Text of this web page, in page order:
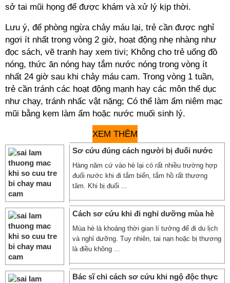
sở tai mũi họng để được khám và xử lý kịp thời.
Lưu ý, để phòng ngừa chảy máu lại, trẻ cần được nghỉ
ngơi ít nhất trong vòng 2 giờ, hoạt động nhẹ nhàng như
đọc sách, vẽ tranh hay xem tivi; Không cho trẻ uống đồ
nóng, thức ăn nóng hay tắm nước nóng trong vòng ít
nhất 24 giờ sau khi chảy máu cam. Trong vòng 1 tuần,
trẻ cần tránh các hoạt động mạnh hay các môn thể dục
như chạy, tránh nhấc vật nặng; Có thể làm ẩm niêm mạc
mũi bằng kem làm ẩm hoặc nước muối sinh lý.
XEM THÊM
Sơ cứu đúng cách người bị đuối nước
Hàng năm cứ vào hè lại có rất nhiều trường hợp
đuối nước khi đi tắm biển, tắm hồ rất thương
tâm. Khi bị đuối ...
Cách sơ cứu khi đi nghỉ dưỡng mùa hè
Mùa hè là khoảng thời gian lí tưởng để đi du lịch
và nghỉ dưỡng. Tuy nhiên, tai nạn hoặc bị thương
là điều không ...
Bác sĩ chỉ cách sơ cứu khi ngộ độc thực